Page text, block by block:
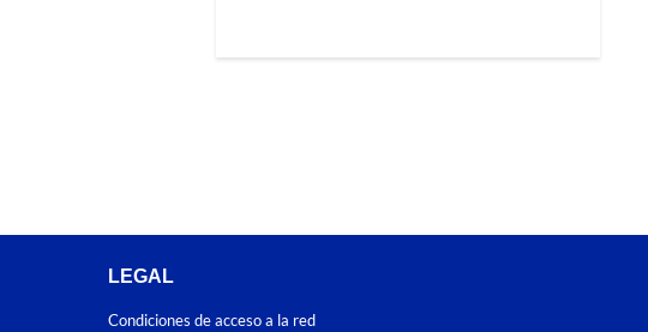
LEGAL
Condiciones de acceso a la red